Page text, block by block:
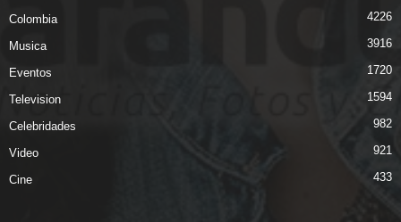
Colombia 4226
Musica 3916
Eventos 1720
Television 1594
Celebridades 982
Video 921
Cine 433